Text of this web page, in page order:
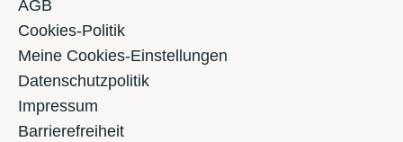
AGB
Cookies-Politik
Meine Cookies-Einstellungen
Datenschutzpolitik
Impressum
Barrierefreiheit